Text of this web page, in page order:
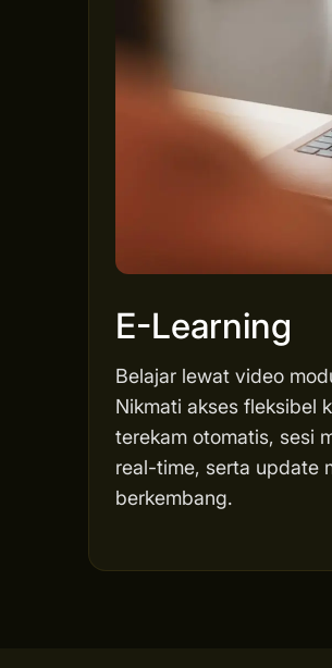
E-Learning
Belajar lewat video
Nikmati akses fleksibel
terekam otomatis, sesi
real-time, serta update
berkembang.